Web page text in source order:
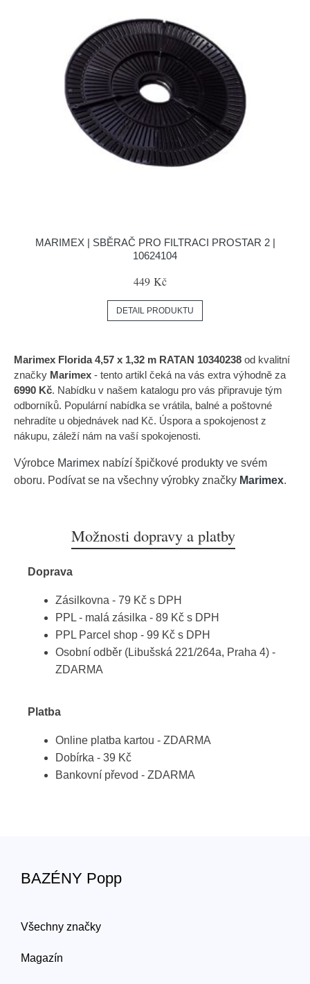
MARIMEX | SBĚRAČ PRO FILTRACI PROSTAR 2 |
10624104
449 Kč
DETAIL PRODUKTU
Marimex Florida 4,57 x 1,32 m RATAN 10340238 od kvalitní
značky Marimex - tento artikl čeká na vás extra výhodně za
6990 Kč. Nabídku v našem katalogu pro vás připravuje tým
odborníků. Populární nabídka se vrátila, balné a poštovné
nehradíte u objednávek nad Kč. Úspora a spokojenost z
nákupu, záleží nám na vaší spokojenosti.
Výrobce Marimex nabízí špičkové produkty ve svém
oboru. Podívat se na všechny výrobky značky Marimex.
Možnosti dopravy a platby
Doprava
Zásilkovna - 79 Kč s DPH
PPL - malá zásilka - 89 Kč s DPH
PPL Parcel shop - 99 Kč s DPH
Osobní odběr (Libušská 221/264a, Praha 4) -
ZDARMA
Platba
Online platba kartou - ZDARMA
Dobírka - 39 Kč
Bankovní převod - ZDARMA
BAZÉNY Popp
Všechny značky
Magazín